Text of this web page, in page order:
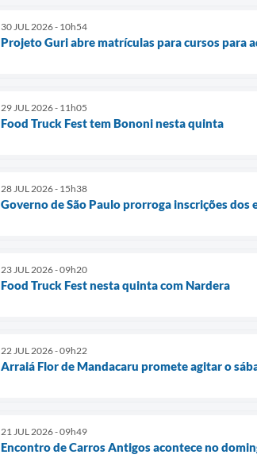
30 JUL 2026 - 10h54
Projeto Guri abre matrículas para cursos para
29 JUL 2026 - 11h05
Food Truck Fest tem Bononi nesta quinta
28 JUL 2026 - 15h38
Governo de São Paulo prorroga inscrições dos
23 JUL 2026 - 09h20
Food Truck Fest nesta quinta com Nardera
22 JUL 2026 - 09h22
Arraiá Flor de Mandacaru promete agitar o
21 JUL 2026 - 09h49
Encontro de Carros Antigos acontece no